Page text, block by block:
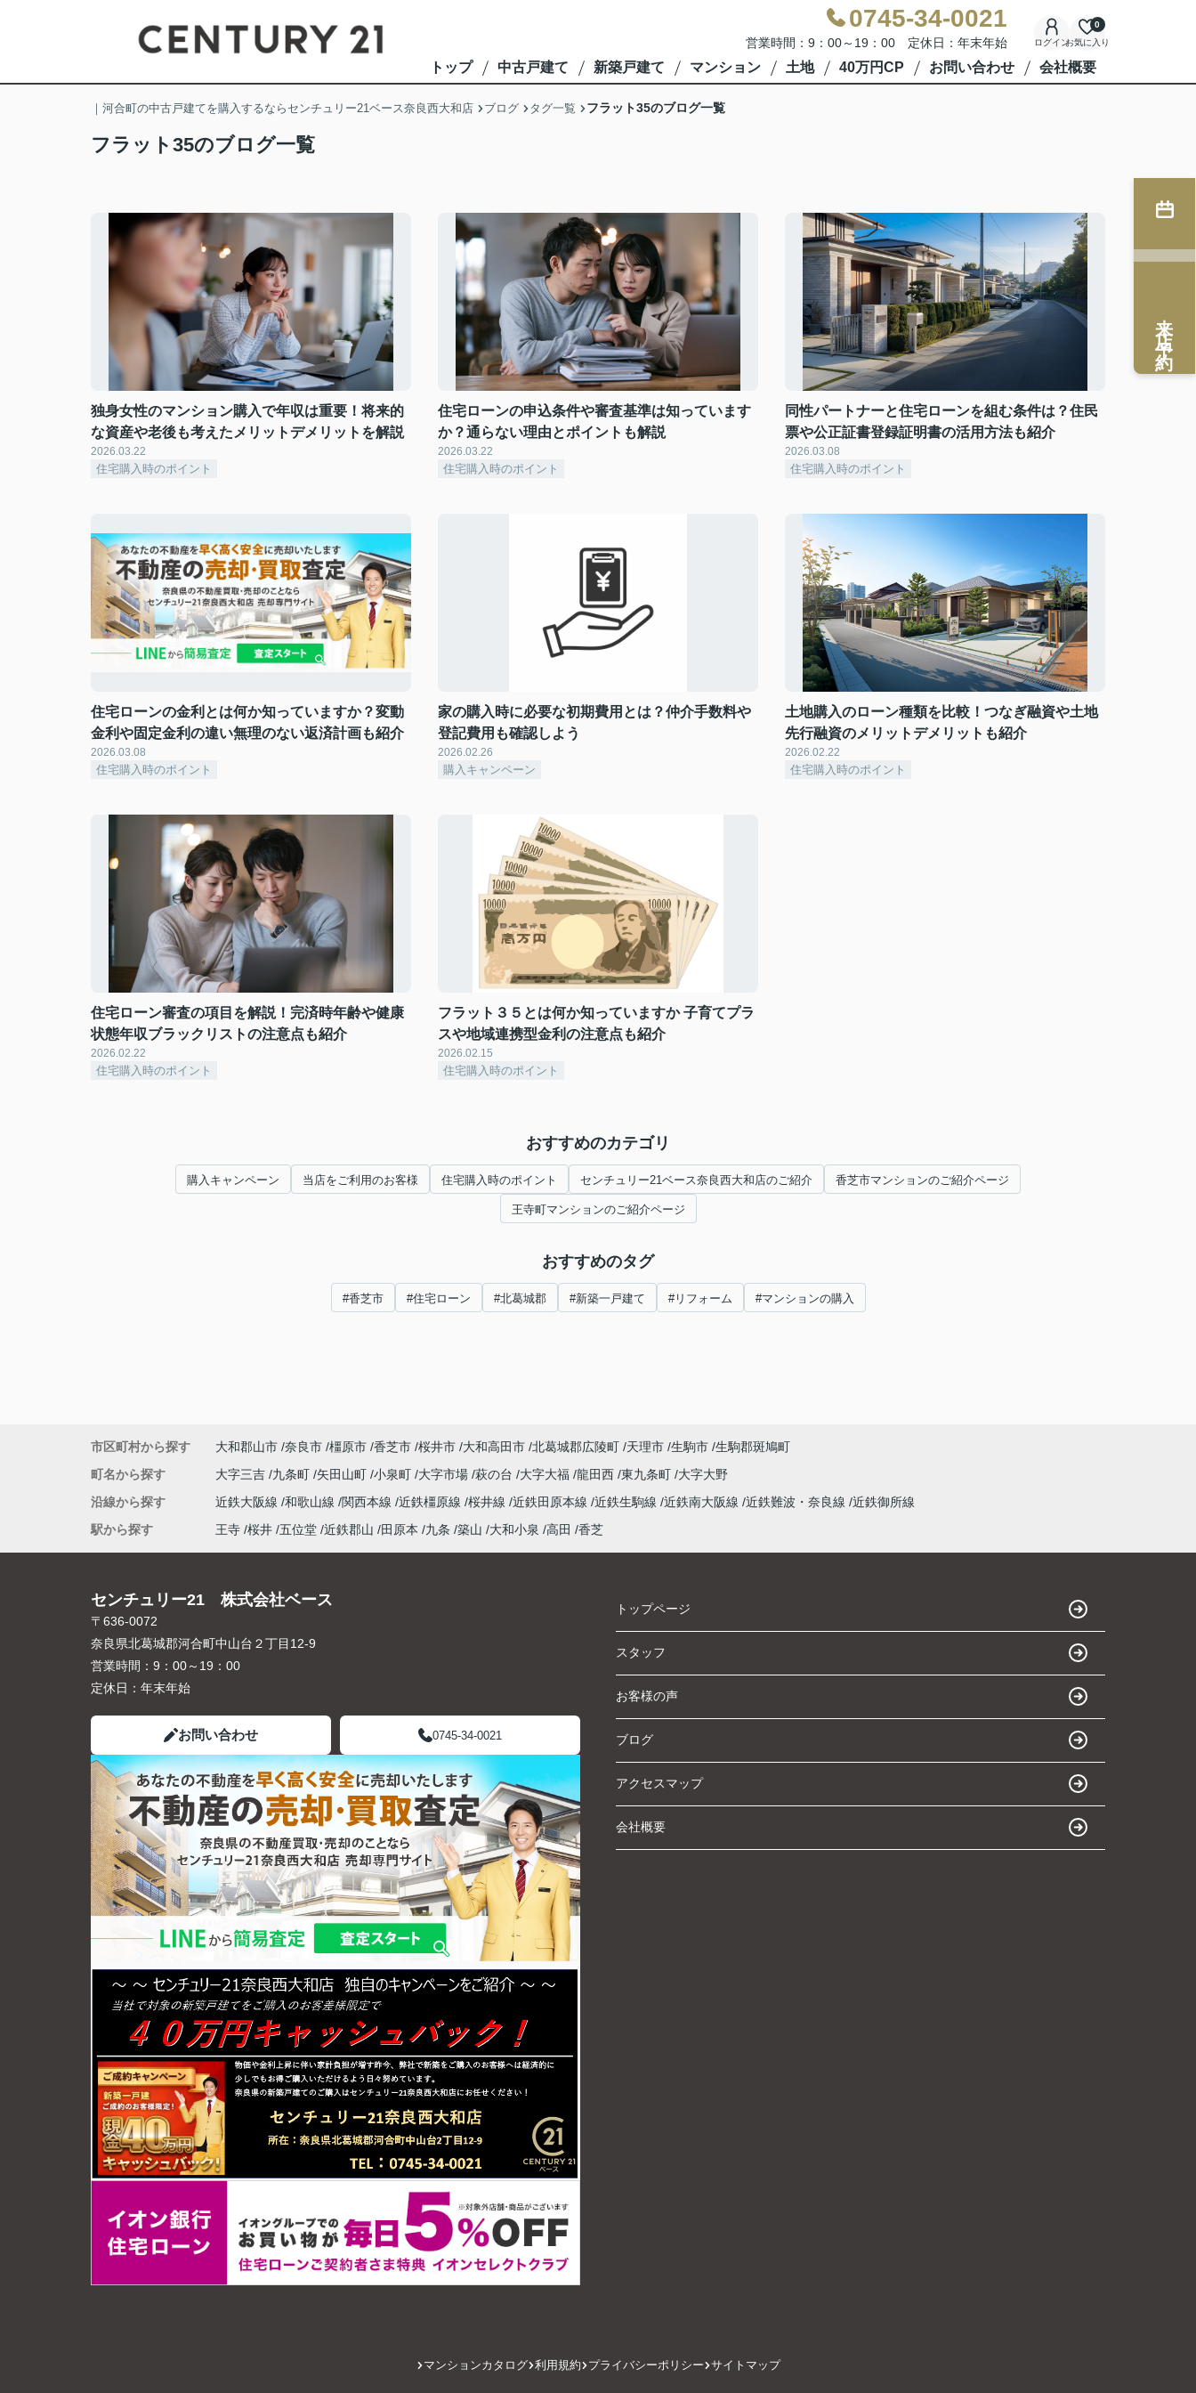
0745-34-0021
営業時間：9：00～19：00 定休日：年末年始 ログインお気に入り
0
トップ 中古戸建て 新築戸建て マンション 土地 40万円CP お問い合わせ 会社概要
｜河合町の中古戸建てを購入するならセンチュリー21ベース奈良西大和店 ブログ タグ一覧 フラット35のブログ一覧
フラット35のブログ一覧
独身女性のマンション購入で年収は重要！将来的
な資産や老後も考えたメリットデメリットを解説
2026.03.22
住宅購入時のポイント
住宅ローンの申込条件や審査基準は知っています
か？通らない理由とポイントも解説
2026.03.22
住宅購入時のポイント
同性パートナーと住宅ローンを組む条件は？住民
票や公正証書登録証明書の活用方法も紹介
2026.03.08
住宅購入時のポイント
住宅ローンの金利とは何か知っていますか？変動
金利や固定金利の違い無理のない返済計画も紹介
2026.03.08
住宅購入時のポイント
家の購入時に必要な初期費用とは？仲介手数料や
登記費用も確認しよう
2026.02.26
購入キャンペーン
土地購入のローン種類を比較！つなぎ融資や土地
先行融資のメリットデメリットも紹介
2026.02.22
住宅購入時のポイント
住宅ローン審査の項目を解説！完済時年齢や健康
状態年収ブラックリストの注意点も紹介
2026.02.22
住宅購入時のポイント
フラット３５とは何か知っていますか 子育てプラ
スや地域連携型金利の注意点も紹介
2026.02.15
住宅購入時のポイント
おすすめのカテゴリ
購入キャンペーン 当店をご利用のお客様 住宅購入時のポイント センチュリー21ベース奈良西大和店のご紹介 香芝市マンションのご紹介ページ
王寺町マンションのご紹介ページ
おすすめのタグ
#香芝市 #住宅ローン #北葛城郡 #新築一戸建て #リフォーム #マンションの購入
来店予約
市区町村から探す 大和郡山市 奈良市 橿原市 香芝市 桜井市 大和高田市 北葛城郡広陵町 天理市 生駒市 生駒郡斑鳩町
町名から探す
大字三吉 九条町 矢田山町 小泉町 大字市場 萩の台 大字大福 龍田西 東九条町 大字大野
沿線から探す
近鉄大阪線 和歌山線 関西本線 近鉄橿原線 桜井線 近鉄田原本線 近鉄生駒線 近鉄南大阪線 近鉄難波・奈良線 近鉄御所線
駅から探す
王寺 桜井 五位堂 近鉄郡山 田原本 九条 築山 大和小泉 高田 香芝
センチュリー21 株式会社ベース
〒636-0072
奈良県北葛城郡河合町中山台２丁目12-9
営業時間： 9：00～19：00
定休日： 年末年始
お問い合わせ 0745-34-0021
トップページ
スタッフ
お客様の声
ブログ
アクセスマップ
会社概要
マンションカタログ 利用規約 プライバシーポリシー サイトマップ